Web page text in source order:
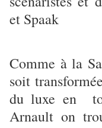
et Spaak
Comme à la
soit
du luxe en
Arnault on